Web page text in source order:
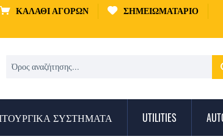
ΚΑΛΆΘΙ ΑΓΟΡΏΝ
ΣΗΜΕΙΩΜΑΤΆΡΙΟ
ΣΥΣΤΉΜΑΤΑ UTILITIES